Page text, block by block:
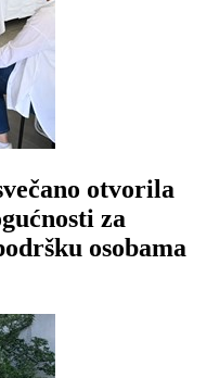
otvorila
za
osobama